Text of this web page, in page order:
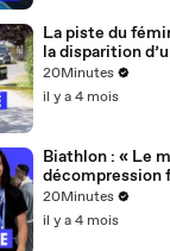
La piste du
la disparition
de 15 mois près
20Minutes
il y a 4 mois
Biathlon : « Le
décompression
peur »... Julia
olympique
20Minutes
il y a 4 mois